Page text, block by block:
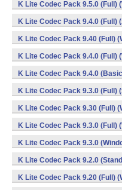
K Lite Codec Pack 9.5.0 (Full)
K Lite Codec Pack 9.4.0 (Full)
K Lite Codec Pack 9.40 (Full)
K Lite Codec Pack 9.4.0 (Full)
K Lite Codec Pack 9.4.0
K Lite Codec Pack 9.3.0 (Full)
K Lite Codec Pack 9.30 (Full)
K Lite Codec Pack 9.3.0 (Full)
K Lite Codec Pack 9.3.0
K Lite Codec Pack 9.2.0
K Lite Codec Pack 9.20 (Full)